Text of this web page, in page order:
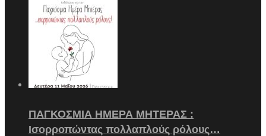
ΠΑΓΚΟΣΜΙΑ ΗΜΕΡΑ ΜΗΤΕΡΑΣ :
Ισορροπώντας πολλαπλούς ρόλους…